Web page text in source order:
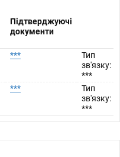
Підтверджуючі
документи
***
Тип
зв'язку:
***
***
Тип
зв'язку:
***